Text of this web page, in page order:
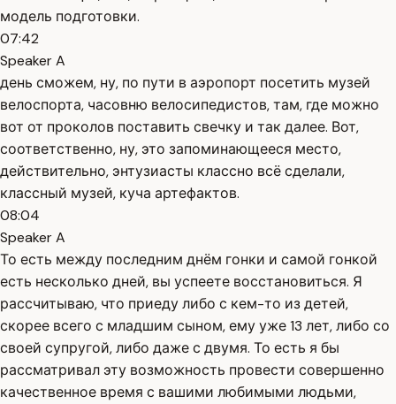
модель подготовки.
07:42
Speaker A
день сможем, ну, по пути в аэропорт посетить музей
велоспорта, часовню велосипедистов, там, где можно
вот от проколов поставить свечку и так далее. Вот,
соответственно, ну, это запоминающееся место,
действительно, энтузиасты классно всё сделали,
классный музей, куча артефактов.
08:04
Speaker A
То есть между последним днём гонки и самой гонкой
есть несколько дней, вы успеете восстановиться. Я
рассчитываю, что приеду либо с кем-то из детей,
скорее всего с младшим сыном, ему уже 13 лет, либо со
своей супругой, либо даже с двумя. То есть я бы
рассматривал эту возможность провести совершенно
качественное время с вашими любимыми людьми,